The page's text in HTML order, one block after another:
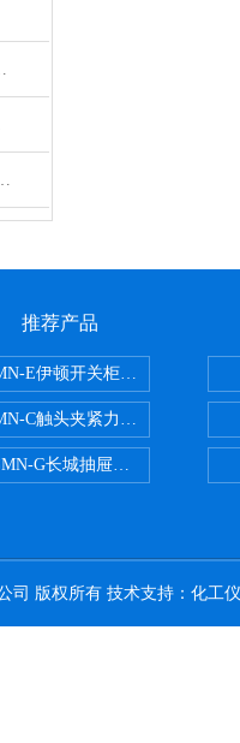
技术参数
发展来沉淀追求
推荐产品
E伊顿开关柜触头夹紧力检
C触头夹紧力检测仪
G长城抽屉开关柜触头夹紧
司 版权所有 技术支持： 化工